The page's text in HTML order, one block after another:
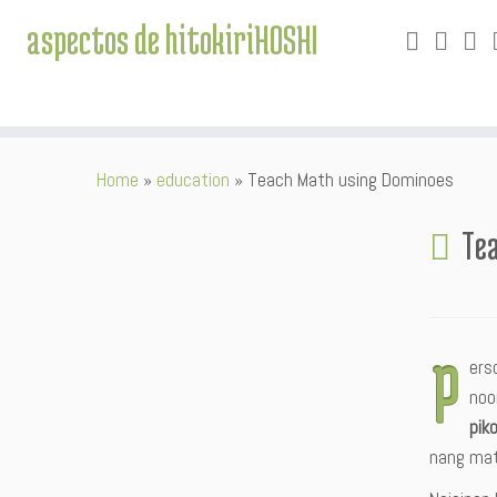
aspectos de hitokiriHOSHI
Home » education » Teach Math using Dominoes
P piko
nang